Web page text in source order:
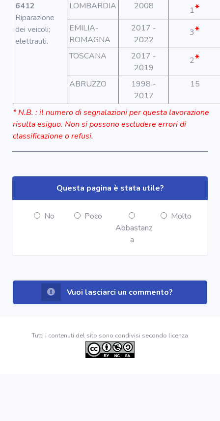
6412
Riparazione
dei veicoli;
elettrauti.
LOMBARDIA 2008 1*
EMILIA-
ROMAGNA
2017 -
2022
3*
TOSCANA
2017 -
2019
2*
ABRUZZO
1998 -
2017
15
* N.B. : il numero di segnalazioni per questa lavorazione
risulta esiguo. Non si possono escludere errori di
classificazione o refusi.
Questa pagina è stata utile?
No
Poco
Abbastanz
a
Molto
Vuoi lasciarci un commento?
Tutti i contenuti del sito sono condivisi secondo licenza